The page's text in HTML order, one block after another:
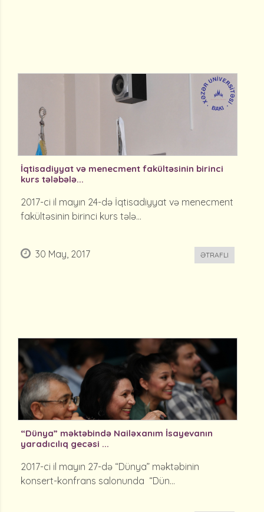
İqtisadiyyat və menecment fakültəsinin birinci
kurs tələbələ...
2017-ci il mayın 24-də İqtisadiyyat və menecment
fakültəsinin birinci kurs tələ...
30 May, 2017 ƏTRAFLI
“Dünya” məktəbində Nailəxanım İsayevanın
yaradıcılıq gecəsi ...
2017-ci il mayın 27-də “Dünya” məktəbinin
konsert-konfrans salonunda “Dün...